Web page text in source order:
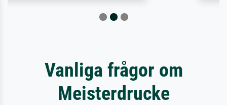
Vanliga frågor om
Meisterdrucke